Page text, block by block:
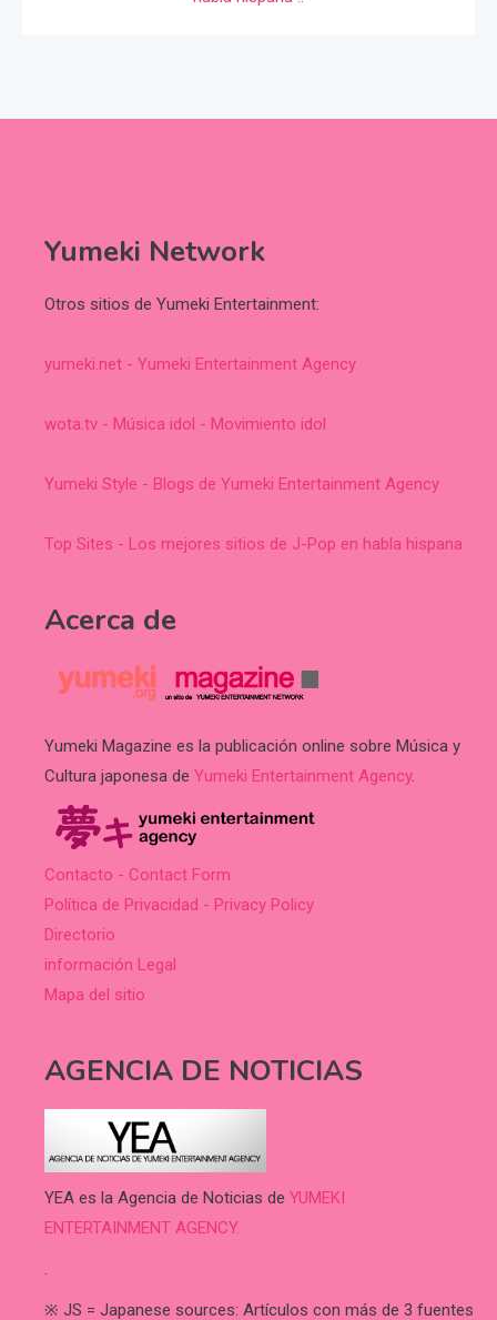
Yumeki Network
Otros sitios de Yumeki Entertainment:
yumeki.net - Yumeki Entertainment Agency
wota.tv - Música idol - Movimiento idol
Yumeki Style - Blogs de Yumeki Entertainment Agency
Top Sites - Los mejores sitios de J-Pop en habla hispana
Acerca de
Yumeki Magazine es la publicación online sobre Música y
Cultura japonesa de Yumeki Entertainment Agency.
Contacto - Contact Form
Política de Privacidad - Privacy Policy
Directorio
información Legal
Mapa del sitio
AGENCIA DE NOTICIAS
YEA es la Agencia de Noticias de YUMEKI
ENTERTAINMENT AGENCY.
.
※ JS = Japanese sources: Artículos con más de 3 fuentes